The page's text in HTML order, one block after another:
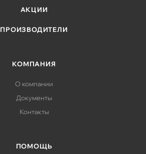
АКЦИИ
ПРОИЗВОДИТЕЛИ
КОМПАНИЯ
О компании
Документы
Контакты
ПОМОЩЬ